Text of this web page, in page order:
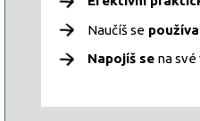
Naučíš se
Napojíš sena své